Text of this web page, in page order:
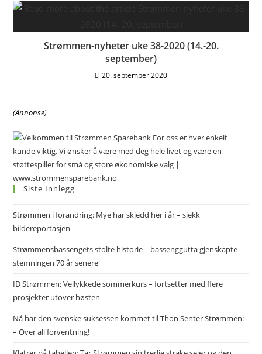
Strømmen-nyheter uke 38-2020 (14.-20.
september)
20. september 2020
(Annonse)
Siste Innlegg
Strømmen i forandring: Mye har skjedd her i år – sjekk
bildereportasjen
Strømmensbassengets stolte historie – bassenggutta gjenskapte
stemningen 70 år senere
ID Strømmen: Vellykkede sommerkurs – fortsetter med flere
prosjekter utover høsten
Nå har den svenske suksessen kommet til Thon Senter Strømmen:
– Over all forventning!